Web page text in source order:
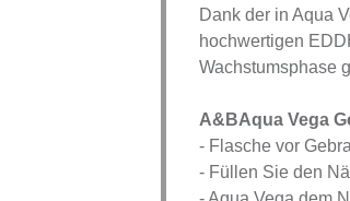
Dank der in Aqua
hochwertigen
Wachstumsphase
A&BAqua Vega
- Flasche vor
- Füllen Sie den